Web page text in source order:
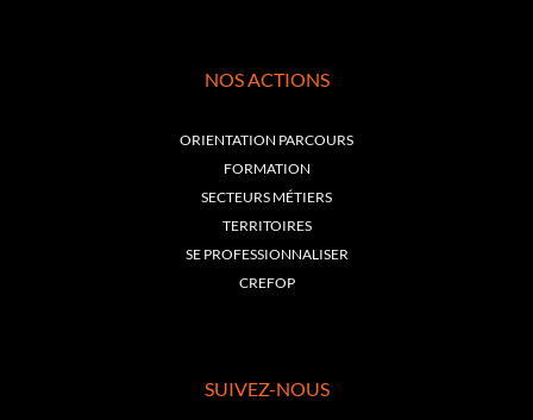
NOS ACTIONS
ORIENTATION PARCOURS
FORMATION
SECTEURS MÉTIERS
TERRITOIRES
SE PROFESSIONNALISER
CREFOP
SUIVEZ-NOUS